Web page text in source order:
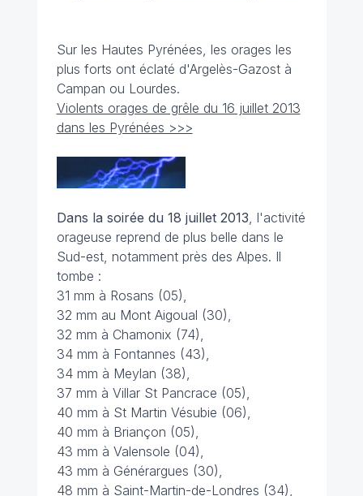
Sur les Hautes Pyrénées, les orages les
plus forts ont éclaté d'Argelès-Gazost à
Campan ou Lourdes.
Violents orages de grêle du 16 juillet 2013
dans les Pyrénées >>>
Dans la soirée du 18 juillet 2013, l'activité
orageuse reprend de plus belle dans le
Sud-est, notamment près des Alpes. Il
tombe :
31 mm à Rosans (05),
32 mm au Mont Aigoual (30),
32 mm à Chamonix (74),
34 mm à Fontannes (43),
34 mm à Meylan (38),
37 mm à Villar St Pancrace (05),
40 mm à St Martin Vésubie (06),
40 mm à Briançon (05),
43 mm à Valensole (04),
43 mm à Générargues (30),
48 mm à Saint-Martin-de-Londres (34),